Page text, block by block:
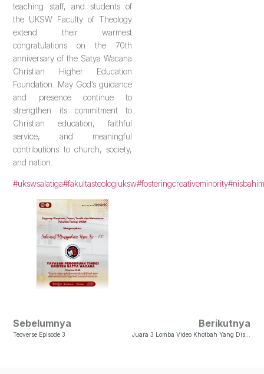
teaching staff, and students of
the UKSW Faculty of Theology
extend their warmest
congratulations on the 70th
anniversary of the Satya Wacana
Christian Higher Education
Foundation. May God’s guidance
and presence continue to
strengthen its commitment to
Christian education, faithful
service, and meaningful
contributions to church, society,
and nation.
#ukswsalatiga#fakultasteologiuksw#fosteringcreativeminority
Sebelumnya
Teoverse Episode 3
Berikutnya
Juara 3 Lomba Video Khotbah Yang Diselenggarakan Oleh STT Abdiel